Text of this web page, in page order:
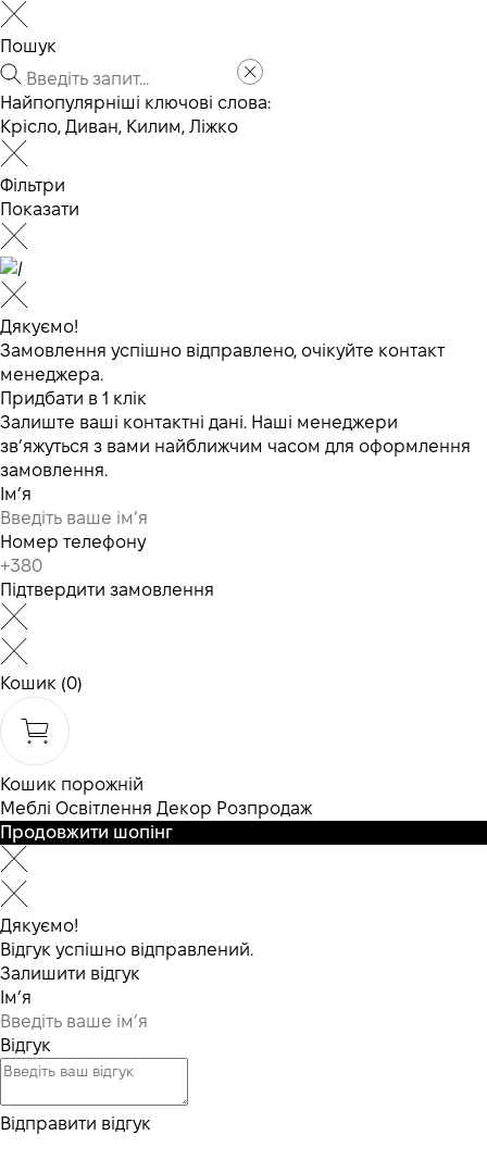
Пошук
Найпопулярніші ключові слова:
Крісло, Диван, Килим, Ліжко
Фільтри
Показати
Дякуємо!
Замовлення успішно відправлено, очікуйте контакт
менеджера.
Придбати в 1 клік
Залиште ваші контактні дані. Наші менеджери
зв’яжуться з вами найближчим часом для оформлення
замовлення.
Ім’я
Номер телефону
Підтвердити замовлення
Кошик (0)
Кошик порожній
Меблі Освітлення Декор Розпродаж
Продовжити шопінг
Дякуємо!
Відгук успішно відправлений.
Залишити відгук
Ім’я
Відгук
Відправити відгук